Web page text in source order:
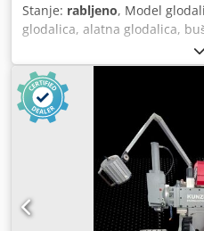
Stanje: rabljeno, Model
glodalica, alatna glodalica,
Dt R Hegfof -Glava glodalice:
Y nema feed jer nisu
dostupni, pogledajte slike) -
Hod: X/Y/Z 450/300/325 mm -
perom -posmak pinole: 0,04-
3000 okretaja u minuti -
Težina: 1362 kg